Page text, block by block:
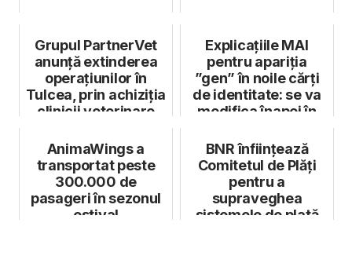
Grupul PartnerVet
anunţă extinderea
operaţiunilor în
Tulcea, prin achiziţia
clinicii veterinare
Explicațiile MAI
pentru apariția
”gen” în noile cărți
de identitate: se va
modifica înapoi în
AnimaWings a
transportat peste
300.000 de
pasageri în sezonul
estival
BNR înființează
Comitetul de Plăți
pentru a
supraveghea
sistemele de plată